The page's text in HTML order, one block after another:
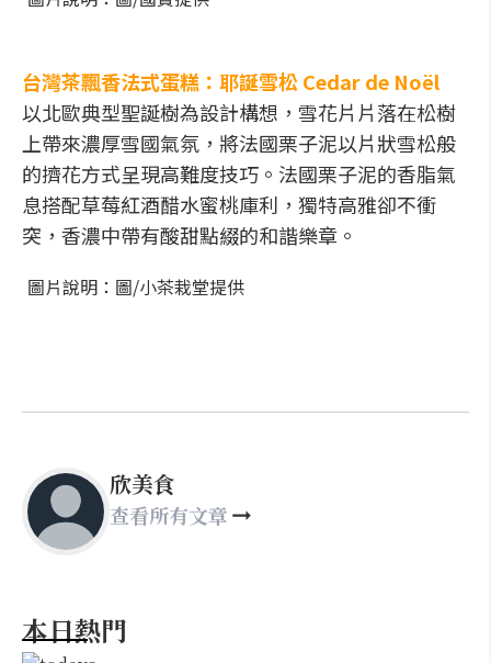
台灣茶飄香法式蛋糕：耶誕雪松 Cedar de Noël
以北歐典型聖誕樹為設計構想，雪花片片落在松樹
上帶來濃厚雪國氣氛，將法國栗子泥以片狀雪松般
的擠花方式呈現高難度技巧。法國栗子泥的香脂氣
息搭配草莓紅酒醋水蜜桃庫利，獨特高雅卻不衝
突，香濃中帶有酸甜點綴的和諧樂章。
圖片說明：圖/小茶栽堂提供
欣美食
查看所有文章
本日熱門